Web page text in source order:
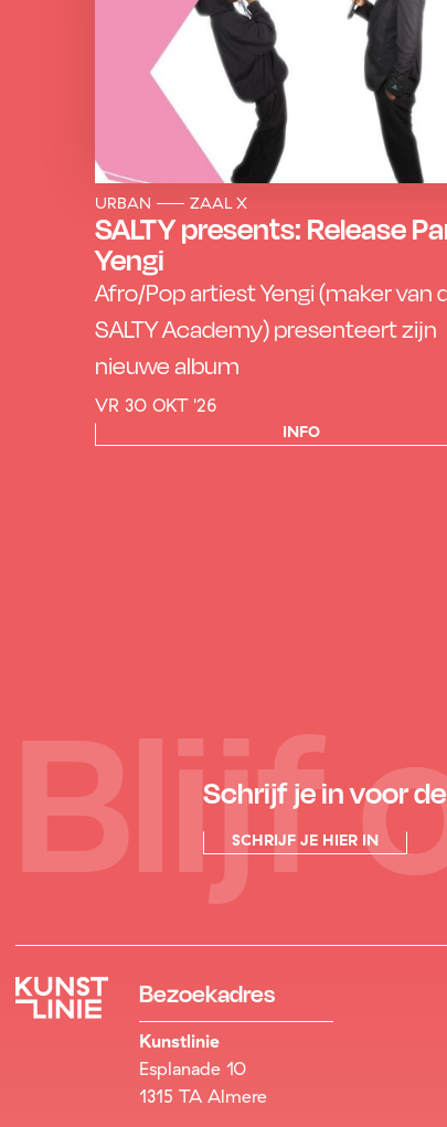
URBAN ZAAL X
SALTY presents: Release
Yengi
Afro/Pop artiest Yengi (maker van
SALTY Academy) presenteert zijn
nieuwe album
VR 30 OKT '26
INFO
Blijf
Schrijf je in voor
SCHRIJF JE HIER IN
Bezoekadres
Kunstlinie
Esplanade 10
1315 TA Almere